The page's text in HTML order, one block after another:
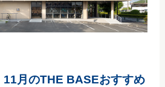
11月のTHE BASEおすすめ